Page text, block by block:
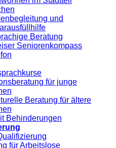
und
Beratung
Seniorenkompass
für junge
Beratung für ältere
Behinderungen
für Arbeitslose